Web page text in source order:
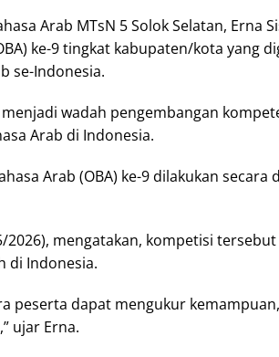
Arab MTsN 5 Solok Selatan, Erna
ke-9 tingkat kabupaten/kota yang
se-Indonesia.
wadah pengembangan
Arab di Indonesia.
Arab (OBA) ke-9 dilakukan secara
2026), mengatakan, kompetisi
di Indonesia.
peserta dapat mengukur
ujar Erna.